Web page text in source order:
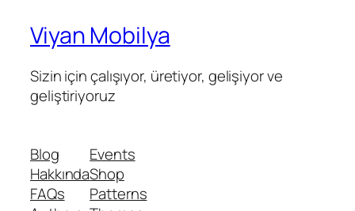
Viyan Mobilya
Sizin için çalışıyor, üretiyor, gelişiyor ve
geliştiriyoruz
Blog
Hakkında
FAQs
Events
Shop
Patterns